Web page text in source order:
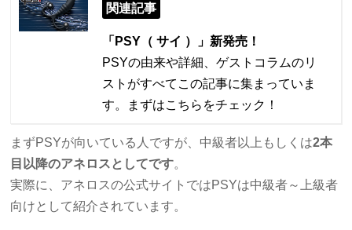
関連記事
「PSY（ サイ ）」新発売！
PSYの由来や詳細、ゲストコラムのリ
ストがすべてこの記事に集まっていま
す。まずはこちらをチェック！
まずPSYが向いている人ですが、中級者以上もしくは2本
目以降のアネロスとしてです。
実際に、アネロスの公式サイトではPSYは中級者～上級者
向けとして紹介されています。